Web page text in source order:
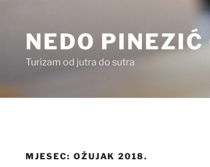
NEDO
Turizam od jutra do sutra
MJESEC: OŽUJAK 2018.